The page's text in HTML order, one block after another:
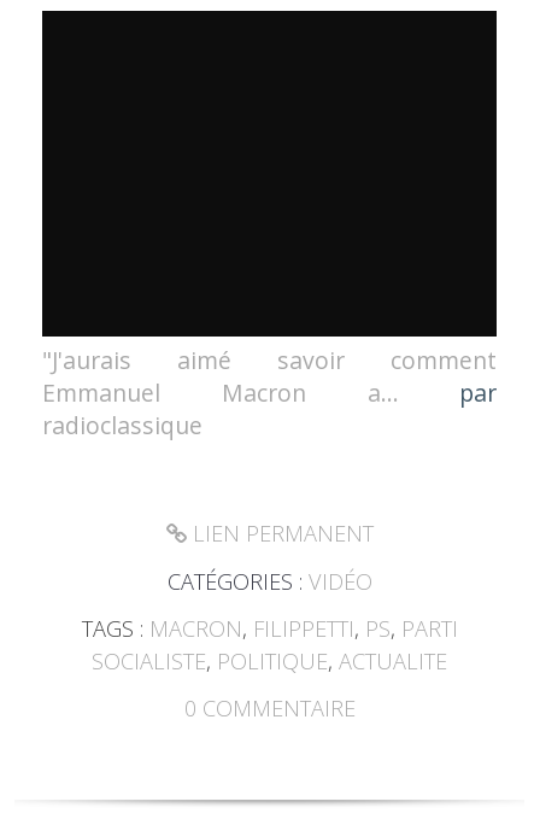
"J'aurais aimé savoir comment
Emmanuel Macron a...
par
radioclassique
LIEN PERMANENT
CATÉGORIES : VIDÉO
TAGS : MACRON, FILIPPETTI, PS, PARTI
SOCIALISTE, POLITIQUE,ACTUALITE
0 COMMENTAIRE